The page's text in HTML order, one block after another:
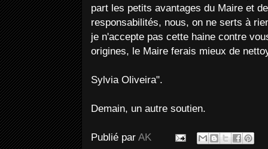
part les petits avantages du Maire et
responsabilités, nous, on ne serts à
je n'accepte pas cette haine contre
origines, le Maire ferais mieux de
Sylvia Oliveira".
Demain, un autre soutien.
Publié par AK